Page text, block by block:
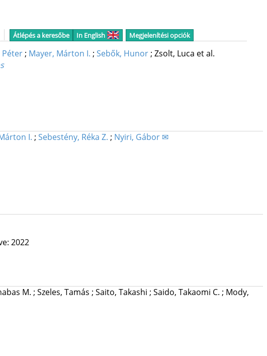
Átlépés a keresőbe In English Megjelenítési opciók
Péter; Mayer, Márton I. ; Sebők, Hunor; Zsolt, Luca et al.
I. ; Sebestény, Réka Z. ; Nyiri, Gábor ✉
2022
M. ; Szeles, Tamás ; Saito, Takashi ; Saido, Takaomi C. ; Mody,